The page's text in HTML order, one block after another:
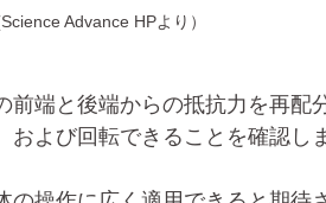
Advance HPより）
端と後端からの抵抗力を再配
よび回転できることを確認し